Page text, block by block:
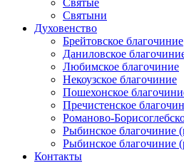
Святые
Святыни
Духовенство
Брейтовское благочиние
Даниловское
Любимское благочиние
Некоузское благочиние
Пошехонское
Пречистенское
Романово-
Рыбинское благочиние
Рыбинское благочиние
Контакты